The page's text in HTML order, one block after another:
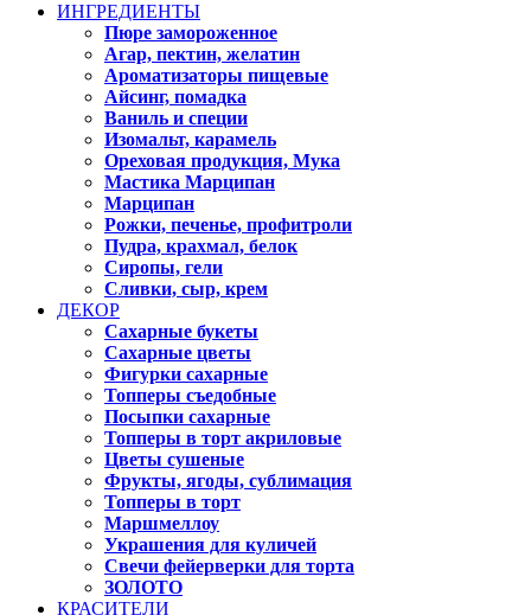
ИНГРЕДИЕНТЫ
Пюре замороженное
Агар, пектин, желатин
Ароматизаторы пищевые
Айсинг, помадка
Ваниль и специи
Изомальт, карамель
Ореховая продукция, Мука
Мастика Марципан
Марципан
Рожки, печенье, профитроли
Пудра, крахмал, белок
Сиропы, гели
Сливки, сыр, крем
ДЕКОР
Сахарные букеты
Сахарные цветы
Фигурки сахарные
Топперы съедобные
Посыпки сахарные
Топперы в торт акриловые
Цветы сушеные
Фрукты, ягоды, сублимация
Топперы в торт
Маршмеллоу
Украшения для куличей
Свечи фейерверки для торта
ЗОЛОТО
КРАСИТЕЛИ